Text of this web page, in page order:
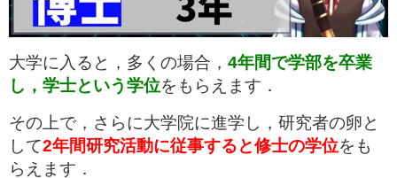
大学に入ると，多くの場合， 4年間で学部を卒業
し，学士という学位をもらえます．
その上で，さらに大学院に進学し，研究者の卵と
して2年間研究活動に従事すると修士の学位をも
らえます．